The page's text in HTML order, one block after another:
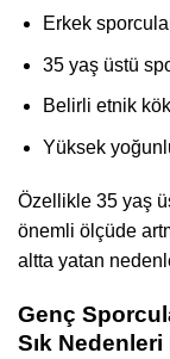
Erkek
35 yaş üstü
Belirli etnik
Yüksek
Özellikle 35 yaş
önemli ölçüde
altta yatan
Genç
Sık